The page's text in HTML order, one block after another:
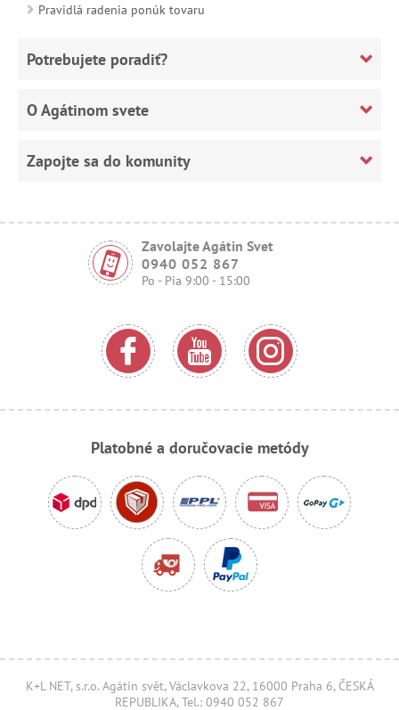
Pravidlá radenia ponúk tovaru
Potrebujete poradiť?
O Agátinom svete
Zapojte sa do komunity
Zavolajte Agátin Svet
0940 052 867
Po - Pia 9:00 - 15:00
Platobné a doručovacie metódy
K+L NET, s.r.o. Agátin svět, Václavkova 22, 16000 Praha 6, ČESKÁ
REPUBLIKA, Tel.: 0940 052 867